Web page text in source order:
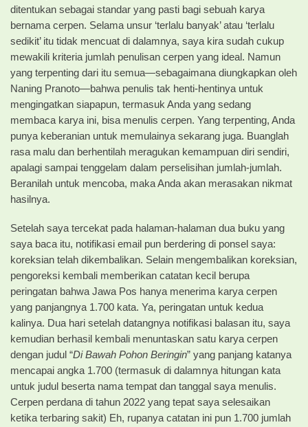
ditentukan sebagai standar yang pasti bagi sebuah karya
bernama cerpen. Selama unsur ‘terlalu banyak’ atau ‘terlalu
sedikit’ itu tidak mencuat di dalamnya, saya kira sudah cukup
mewakili kriteria jumlah penulisan cerpen yang ideal. Namun
yang terpenting dari itu semua—sebagaimana diungkapkan oleh
Naning Pranoto—bahwa penulis tak henti-hentinya untuk
mengingatkan siapapun, termasuk Anda yang sedang
membaca karya ini, bisa menulis cerpen. Yang terpenting, Anda
punya keberanian untuk memulainya sekarang juga. Buanglah
rasa malu dan berhentilah meragukan kemampuan diri sendiri,
apalagi sampai tenggelam dalam perselisihan jumlah-jumlah.
Beranilah untuk mencoba, maka Anda akan merasakan nikmat
hasilnya.
Setelah saya tercekat pada halaman-halaman dua buku yang
saya baca itu, notifikasi email pun berdering di ponsel saya:
koreksian telah dikembalikan. Selain mengembalikan koreksian,
pengoreksi kembali memberikan catatan kecil berupa
peringatan bahwa Jawa Pos hanya menerima karya cerpen
yang panjangnya 1.700 kata. Ya, peringatan untuk kedua
kalinya. Dua hari setelah datangnya notifikasi balasan itu, saya
kemudian berhasil kembali menuntaskan satu karya cerpen
dengan judul “Di Bawah Pohon Beringin” yang panjang katanya
mencapai angka 1.700 (termasuk di dalamnya hitungan kata
untuk judul beserta nama tempat dan tanggal saya menulis.
Cerpen perdana di tahun 2022 yang tepat saya selesaikan
ketika terbaring sakit) Eh, rupanya catatan ini pun 1.700 jumlah